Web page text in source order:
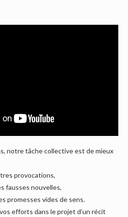
notre tâche collective est de mieux
provocations,
fausses nouvelles,
promesses vides de sens.
efforts dans le projet d’un récit